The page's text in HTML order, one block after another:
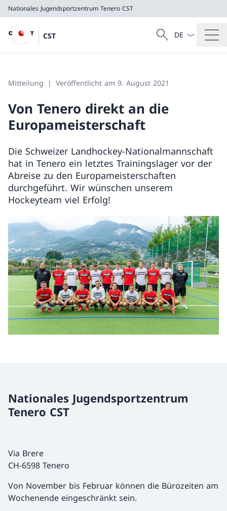
Nationales Jugendsportzentrum Tenero CST
CST
CST
Suche
Suche
Sprach
Mitteilung Veröffentlicht am 9. August 2021
Von Tenero direkt an die
Europameisterschaft
Die Schweizer Landhockey-Nationalmannschaft
hat in Tenero ein letztes Trainingslager vor der
Abreise zu den Europameisterschaften
durchgeführt. Wir wünschen unserem
Hockeyteam viel Erfolg!
Nationales Jugendsportzentrum
Tenero CST
Via Brere
CH-6598 Tenero
Von November bis Februar können die Bürozeiten am
Wochenende eingeschränkt sein.